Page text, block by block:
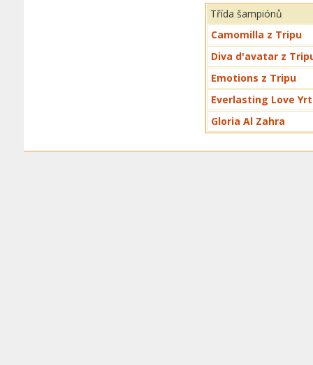
Třída šampiónů
Camomilla z Tripu
Diva d'avatar z
Emotions z Tripu
Everlasting Love
Gloria Al Zahra